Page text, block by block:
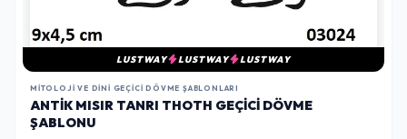
LUSTWAY LUSTWAY LUSTWAY
MITOLOJI VE DINI GEÇICI DÖVME ŞABLONLARI
ANTIK MISIR TANRI THOTH GEÇICI DÖVME
ŞABLONU